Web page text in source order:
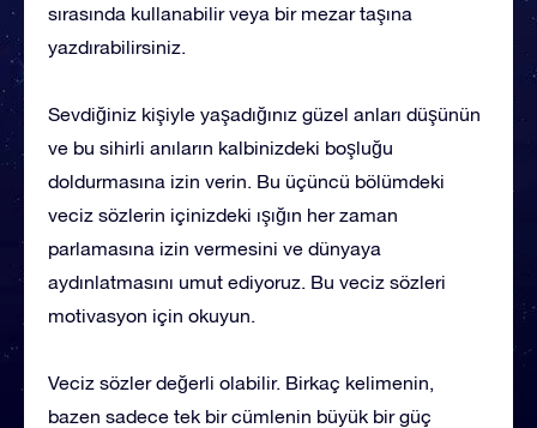
sırasında kullanabilir veya bir mezar taşına
yazdırabilirsiniz.
Sevdiğiniz kişiyle yaşadığınız güzel anları düşünün
ve bu sihirli anıların kalbinizdeki boşluğu
doldurmasına izin verin. Bu üçüncü bölümdeki
veciz sözlerin içinizdeki ışığın her zaman
parlamasına izin vermesini ve dünyaya
aydınlatmasını umut ediyoruz. Bu veciz sözleri
motivasyon için okuyun.
Veciz sözler değerli olabilir. Birkaç kelimenin,
bazen sadece tek bir cümlenin büyük bir güç